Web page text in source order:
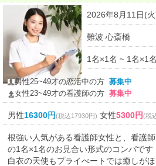
2026年8月11日(
難波 心斎橋
1名×1名 ~ 1名×1名
男性25~49才の恋活中の方募集中
女性23~49才の看護師の方募集中
男性16300円(税込17930円) 女性5300円(税
根強い人気がある看護師女性と、看護
の1名×1名のお見合い形式のコンパです
白衣の天使もプライべートでは癒しがほ